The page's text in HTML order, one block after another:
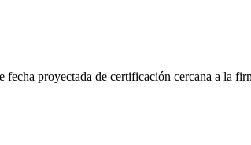
proyectada de certificación cercana a la